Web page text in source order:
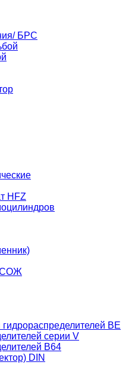
БРС
HFZ
СОЖ
ВЕ
серии V
В64
DIN